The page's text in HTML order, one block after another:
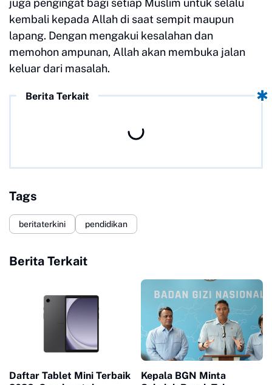
juga pengingat bagi setiap Muslim untuk selalu
kembali kepada Allah di saat sempit maupun
lapang. Dengan mengakui kesalahan dan
memohon ampunan, Allah akan membuka jalan
keluar dari masalah.
Berita Terkait
Tags
beritaterkini pendidikan
Berita Terkait
Daftar Tablet Mini Terbaik
Kepala BGN Minta